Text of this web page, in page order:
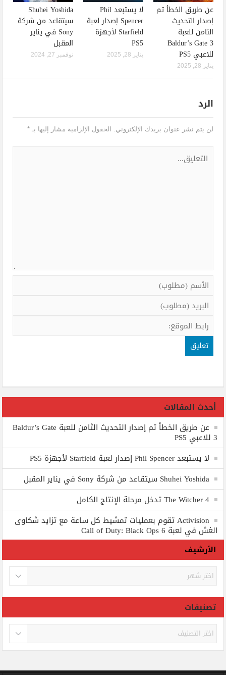
عن طريق الخطأ تم
إصدار التحديث
الثامن للعبة
Baldur’s Gate 3
للاعبي PS5
يناير 28, 2025
لا يستبعد Phil
Spencer إصدار لعبة
Starfield لأجهزة
PS5
يناير 28, 2025
Shuhei Yoshida
سيتقاعد من شركة
Sony في يناير
المقبل
نوفمبر 27, 2024
الرد
لن يتم نشر عنوان بريدك الإلكتروني. الحقول الإلزامية مشار إليها بـ*
أحدث المقالات
عن طريق الخطأ تم إصدار التحديث الثامن للعبة Baldur’s Gate
3 للاعبي PS5
لا يستبعد Phil Spencer إصدار لعبة Starfield لأجهزة PS5
Shuhei Yoshida سيتقاعد من شركة Sony في يناير المقبل
The Witcher 4 تدخل مرحلة الإنتاج الكامل
Activision تقوم بعمليات تمشيط كل ساعة مع تزايد شكاوى
الغش في لعبة Call of Duty: Black Ops 6
الأرشيف
الأرشيف
تصنيفات
تصنيفات